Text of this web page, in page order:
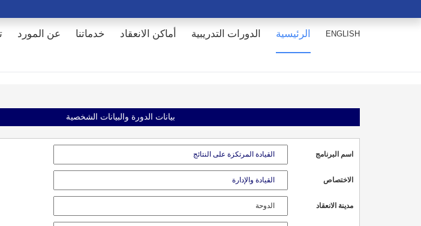
عن المورد خدماتنا أماكن الانعقاد الدورات التدريبية الرئيسية ENGLISH
بيانات الدورة والبيانات الشخصية
اسم البرنامج
الاختصاص
مدينة الانعقاد